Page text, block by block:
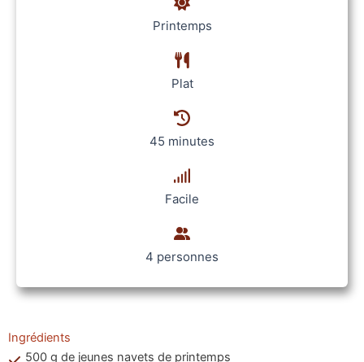
Printemps
Plat
45 minutes
Facile
4 personnes
Ingrédients
500 g de jeunes navets de printemps